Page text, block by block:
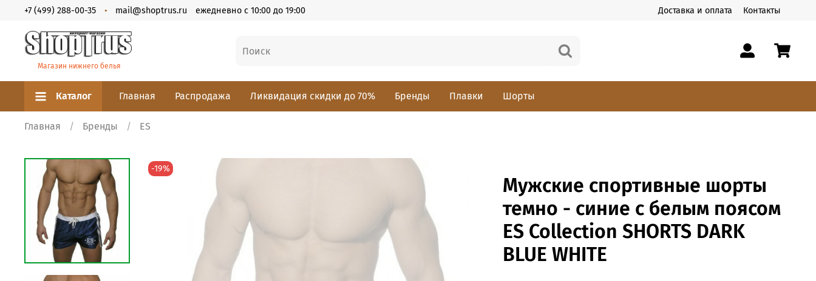
Доставка и оплата Контакты
+7 (499) 288-00-35 mail@shoptrus.ru ежедневно с 10:00 до 19:00
Магазин нижнего белья
Каталог Главная Распродажа Ликвидация скидки до 70% Бренды Плавки Шорты
Главная Бренды ES
-19%
Мужские спортивные шорты
темно - cиние с белым поясом
ES Collection SHORTS DARK
BLUE WHITE